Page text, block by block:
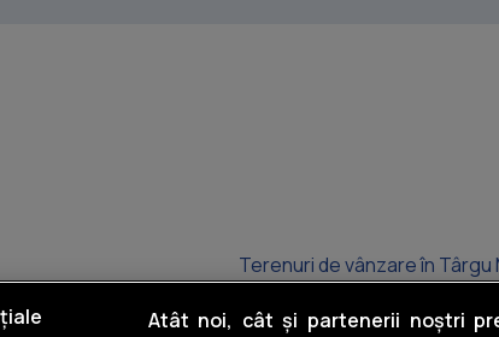
Terenuri de vânzare în Târgu
Terenuri de vânzare în
Atât noi, cât și partenerii noștri